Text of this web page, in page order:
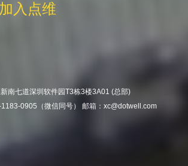
入点维
南七道深圳软件园T3栋3楼3A01 (总部)
0905（微信同号） 邮箱：xc@dotwell.com